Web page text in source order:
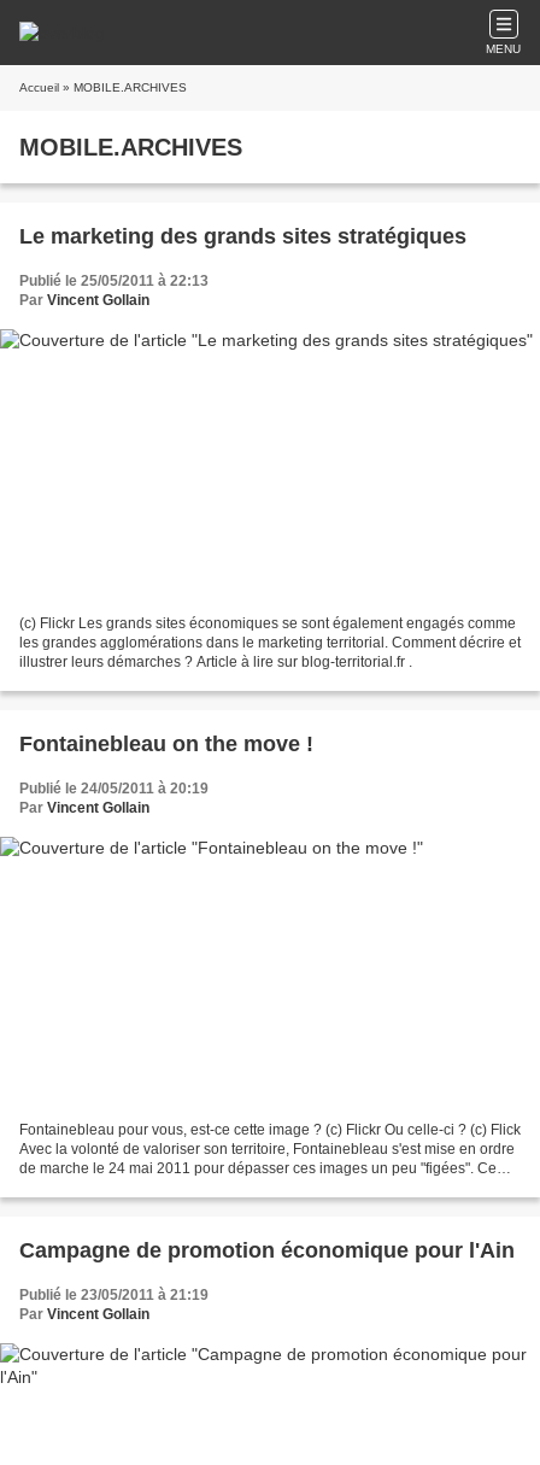
MENU
Accueil » MOBILE.ARCHIVES
MOBILE.ARCHIVES
Le marketing des grands sites stratégiques
Publié le 25/05/2011 à 22:13
Par Vincent Gollain
(c) Flickr Les grands sites économiques se sont également engagés comme
les grandes agglomérations dans le marketing territorial. Comment décrire et
illustrer leurs démarches ? Article à lire sur blog-territorial.fr .
Fontainebleau on the move !
Publié le 24/05/2011 à 20:19
Par Vincent Gollain
Fontainebleau pour vous, est-ce cette image ? (c) Flickr Ou celle-ci ? (c) Flick
Avec la volonté de valoriser son territoire, Fontainebleau s'est mise en ordre
de marche le 24 mai 2011 pour dépasser ces images un peu "figées". Ce
Campagne de promotion économique pour l'Ain
Publié le 23/05/2011 à 21:19
Par Vincent Gollain